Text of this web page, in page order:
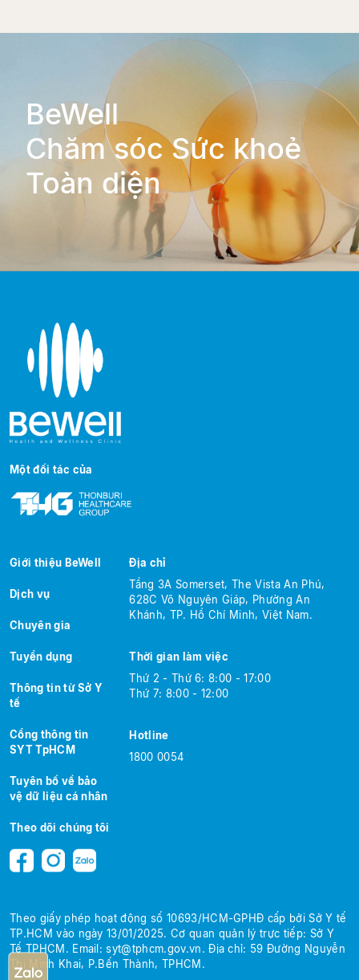
BeWell
Chăm sóc Sức khoẻ
Toàn diện
Một đối tác của
Giới thiệu BeWell
Dịch vụ
Chuyên gia
Tuyển dụng
Thông tin từ Sở Y
tế
Cổng thông tin
SYT TpHCM
Tuyên bố về bảo
vệ dữ liệu cá nhân
Địa chỉ
Tầng 3A Somerset, The Vista An Phú,
628C Võ Nguyên Giáp, Phường An
Khánh, TP. Hồ Chí Minh, Việt Nam.
Thời gian làm việc
Thứ 2 - Thứ 6: 8:00 - 17:00
Thứ 7: 8:00 - 12:00
Hotline
1800 0054
Theo dõi chúng tôi
Theo giấy phép hoạt động số 10693/HCM-GPHĐ cấp bởi Sở Y tế
TP.HCM vào ngày 13/01/2025. Cơ quan quản lý trực tiếp: Sở Y
Tế TPHCM. Email:syt@tphcm.gov.vn.Địa chỉ: 59 Đường Nguyễn
Thị Minh Khai, P.Bến Thành, TPHCM.